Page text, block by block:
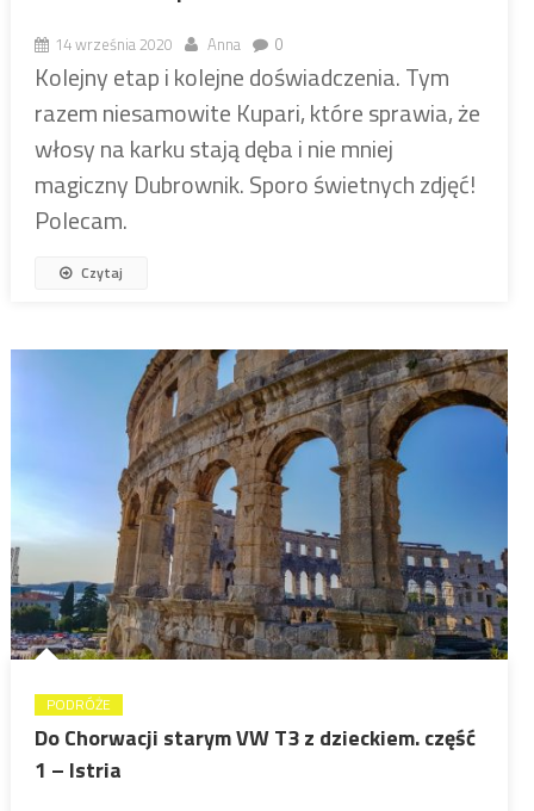
14 września 2020 Anna 0
Kolejny etap i kolejne doświadczenia. Tym
razem niesamowite Kupari, które sprawia, że
włosy na karku stają dęba i nie mniej
magiczny Dubrownik. Sporo świetnych zdjęć!
Polecam.
Czytaj
PODRÓŻE
Do Chorwacji starym VW T3 z dzieckiem. część
1 – Istria